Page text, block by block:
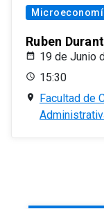
Ruben
19 de Junio
15:30
Facultad de